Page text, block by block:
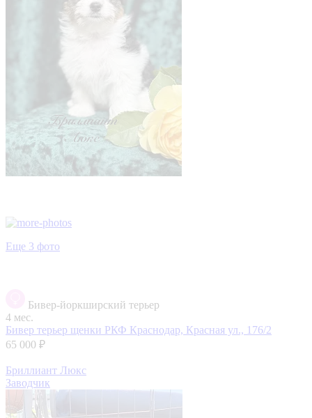
Еще 3 фото
Бивер-йоркширский терьер
4 мес.
Бивер терьер щенки РКФ Краснодар, Красная ул., 176/2
65 000 ₽
Бриллиант Люкс
Заводчик